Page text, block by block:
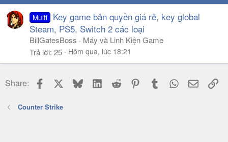
Multi
Key game bản quyền giá rẻ, key global
Steam, PS5, Switch 2 các loại
BillGatesBoss
Máy và Linh Kiện Game
Trả lời 25 Hôm qua, lúc 18:21
Share: Facebook BlueskyLinkedIn
Reddit PinterestTumblr WhatsApp
Email
Counter Strike